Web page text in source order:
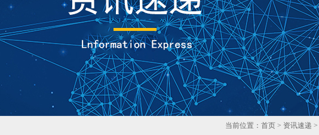
当前位置： 首页 > 资讯速递 >